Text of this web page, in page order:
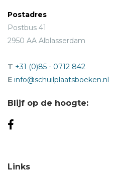
Postadres
Postbus 41
2950 AA Alblasserdam
T +31 (0)85 - 0712 842
E info@schuilplaatsboeken.nl
Blijf op de hoogte:
Links